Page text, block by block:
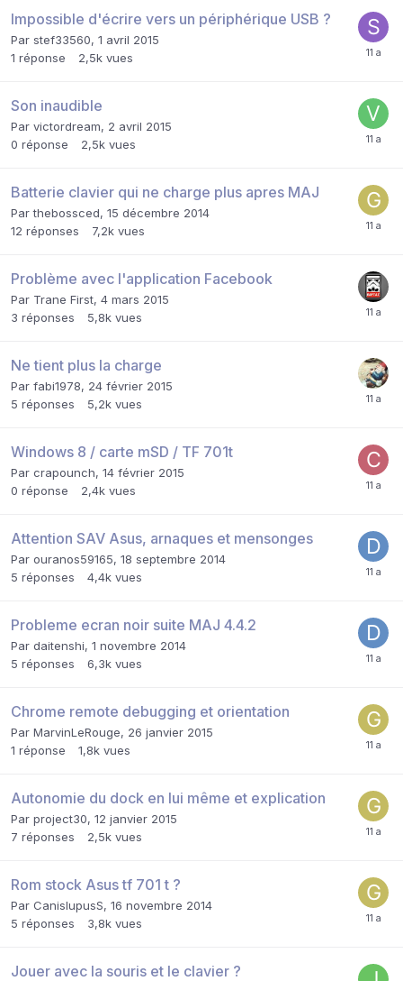
Impossible d'écrire vers un périphérique USB ?
Par stef33560, 1 avril 2015
1 réponse 2,5k vues
Son inaudible
Par victordream, 2 avril 2015
0 réponse 2,5k vues
Batterie clavier qui ne charge plus apres MAJ
Parthebossced, 15 décembre 2014
12 réponses 7,2k vues
Problème avec l'application Facebook
Par Trane First, 4 mars 2015
3 réponses 5,8k vues
Ne tient plus la charge
Par fabi1978, 24 février 2015
5 réponses 5,2k vues
Windows 8 / carte mSD / TF 701t
Par crapounch, 14 février 2015
0 réponse 2,4k vues
Attention SAV Asus, arnaques et mensonges
Par ouranos59165, 18 septembre 2014
5 réponses 4,4k vues
Probleme ecran noir suite MAJ 4.4.2
Par daitenshi, 1 novembre 2014
5 réponses 6,3k vues
Chrome remote debugging et orientation
Par MarvinLeRouge, 26 janvier 2015
1 réponse 1,8k vues
Autonomie du dock en lui même et explication
Par project30, 12 janvier 2015
7 réponses 2,5k vues
Rom stock Asus tf 701 t ?
Par CanislupusS, 16 novembre 2014
5 réponses 3,8k vues
Jouer avec la souris et le clavier ?